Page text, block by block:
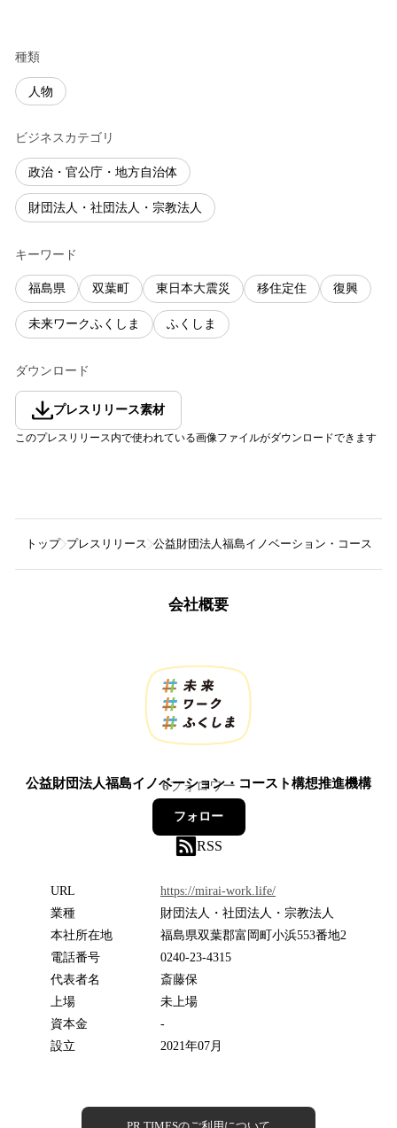
種類
人物
ビジネスカテゴリ
政治・官公庁・地方自治体
財団法人・社団法人・宗教法人
キーワード
福島県 双葉町 東日本大震災 移住定住 復興
未来ワークふくしま ふくしま
ダウンロード
プレスリリース素材
このプレスリリース内で使われている画像ファイルがダウンロードできます
トップ プレスリリース 公益財団法人福島イノベーション・コースト
会社概要
公益財団法人福島イノベーション・コースト構想推進機構
6フォロワー
フォロー
RSS
URL
https://mirai-work.life/
業種
財団法人・社団法人・宗教法人
本社所在地
福島県双葉郡富岡町小浜553番地2
電話番号
0240-23-4315
代表者名
斎藤保
上場
未上場
資本金
-
設立
2021年07月